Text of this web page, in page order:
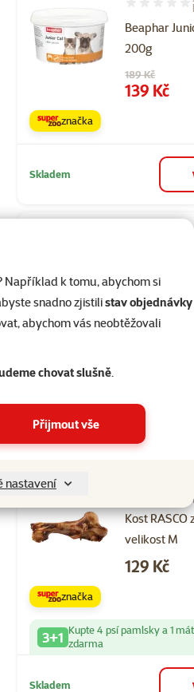
Například k tomu, abychom si
snadno zjistilistav objednávky
abychom vás neobtěžovali
chovat slušně.
Přijmout vše
nastavení
Beaphar
200g
Hodnocení
Původní cena
189 Kč
Cena
139 Kč
značka
Skladem
pečená mini
Cena
54 Kč
3+1 Kupte 4 psí pamlsky a 1
Skladem
Kost RASCO
velikost M
Hodnocení
Cena
129 Kč
značka
3+1 Kupte 4 psí pamlsky a 1
zdarma
Skladem